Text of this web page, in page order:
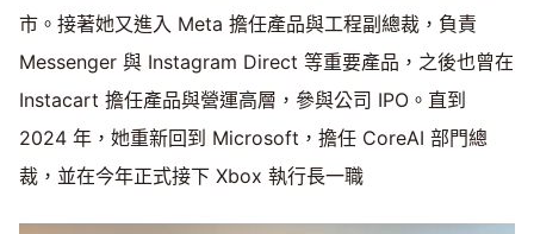
市。接著她又進入 Meta 擔任產品與工程副總裁，負責
Messenger 與 Instagram Direct 等重要產品，之後也曾在
Instacart 擔任產品與營運高層，參與公司 IPO。直到
2024 年，她重新回到 Microsoft，擔任 CoreAI 部門總
裁，並在今年正式接下 Xbox 執行長一職